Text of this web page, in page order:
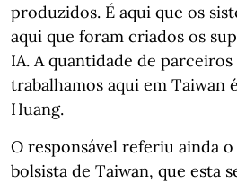
produzidos. É aqui que os
aqui que foram criados os
IA. A quantidade de
trabalhamos aqui em Taiwan
Huang.
O responsável referiu ainda
bolsista de Taiwan, que esta